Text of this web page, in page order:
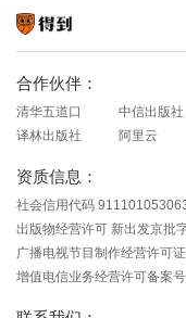
合作伙伴：
清华五道口 中信出版社
译林出版社
阿里云
资质信息：
社会信用代码
出版物经营许可 新出发京批
广播电视节目制作经营许可
增值电信业务经营许可备案